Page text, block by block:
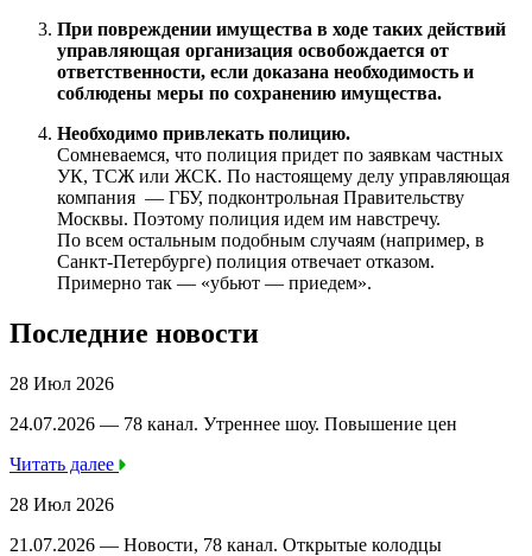
При повреждении имущества в ходе таких действий
управляющая организация освобождается от
ответственности, если доказана необходимость и
соблюдены меры по сохранению имущества.
Необходимо привлекать полицию.
Сомневаемся, что полиция придет по заявкам частных
УК, ТСЖ или ЖСК. По настоящему делу управляющая
компания — ГБУ, подконтрольная Правительству
Москвы. Поэтому полиция идем им навстречу.
По всем остальным подобным случаям (например, в
Санкт-Петербурге) полиция отвечает отказом.
Примерно так — «убьют — приедем».
Последние новости
28 Июл 2026
24.07.2026 — 78 канал. Утреннее шоу. Повышение цен
Читать далее
28 Июл 2026
21.07.2026 — Новости, 78 канал. Открытые колодцы